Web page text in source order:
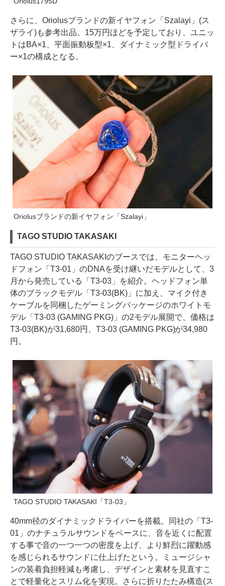
さらに、Oriolusブランドの新イヤフォン「Szalayi」(ス
ザライ)も参考出品。15万円ほどを予定しており、ユニッ
トはBA×1、平面振動板型×1、ダイナミック型ドライバ
ー×1の構成となる。
Oriolusブランドの新イヤフォン「Szalayi」
TAGO STUDIO TAKASAKI
TAGO STUDIO TAKASAKIのブースでは、モニターヘッ
ドフォン「T3-01」のDNAを受け継いだモデルとして、3
月から発売している「T3-03」を紹介。ヘッドフォン単
体のブラックモデル「T3-03(BK)」に加え、マイク付き
ケーブルを同梱したゲーミングパッケージのホワイトモ
デル「T3-03 (GAMING PKG)」の2モデル展開で、価格は
T3-03(BK)が31,680円、T3-03 (GAMING PKG)が34,980
円。
TAGO STUDIO TAKASAKI「T3-03」
40mm径のダイナミックドライバーを搭載。同社の「T3-
01」のナチュラルサウンドをベースに、音を近くに配置
する事で音の一つ一つの密度を上げ、より鮮烈に躍動感
を感じられるサウンドに仕上げたという。ミュージシャ
ンの装着負担軽減も考慮し、デザインと素材を見直すこ
とで軽量化とスリム化を実現。さらに折りたたみ構造(ス